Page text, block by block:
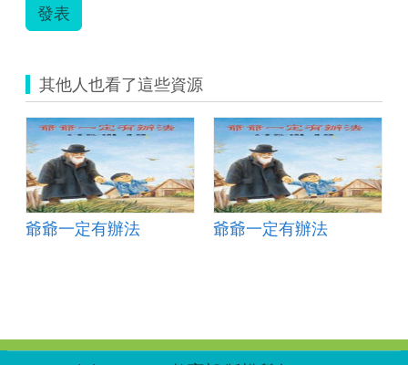
發表
其他人也看了這些資源
爺爺一定有辦法 爺爺一定有辦法